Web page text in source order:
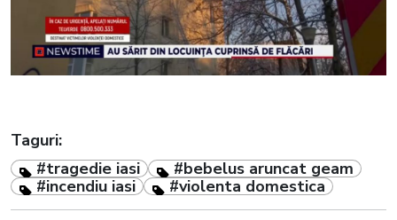
Taguri:
#tragedie iasi
#bebelus aruncat geam
#incendiu iasi
#violenta domestica